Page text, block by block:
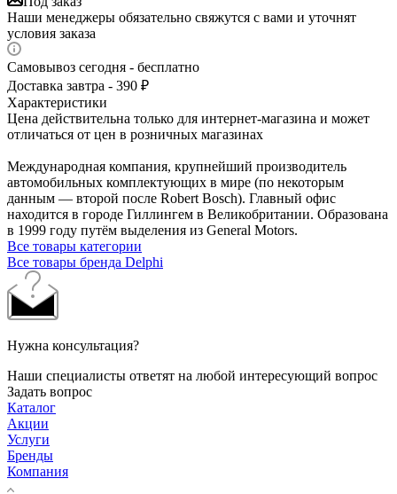
Наши менеджеры обязательно свяжутся с вами и уточнят
условия заказа
Самовывоз сегодня - бесплатно
Доставка завтра - 390 ₽
Характеристики
Цена действительна только для интернет-магазина и может
отличаться от цен в розничных магазинах
Международная компания, крупнейший производитель
автомобильных комплектующих в мире (по некоторым
данным — второй после Robert Bosch). Главный офис
находится в городе Гиллингем в Великобритании. Образована
в 1999 году путём выделения из General Motors.
Все товары категории
Все товары бренда Delphi
Нужна консультация?
Наши специалисты ответят на любой интересующий вопрос
Задать вопрос
Каталог
Акции
Услуги
Бренды
Компания